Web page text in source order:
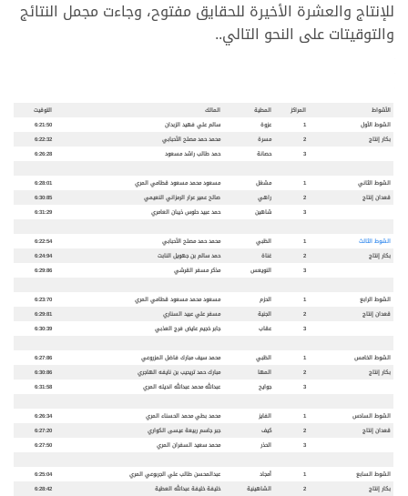
للإنتاج والعشرة الأخيرة للحقايق مفتوح، وجاءت مجمل النتائج
والتوقيتات على النحو التالي..
الأشواط المراكز المطية المالك
التوقيت
الشوط الأول
1 عزوة سالم علي فهيد الزبدان
6:21:50
بكار إنتاج
2 مسرة محمد حمد مصلح الأحبابي
6:22:32
3
حصانة حمد طالب راشد مسعود 6:26:28
الشوط الثاني 1 مشغل مسعود محمد مسعود قطامي المري
6:28:01
قعدان إنتاج
2 راهي صالح عمير عرار الرمزاني النعيمي
6:30:85
3
شاهين حمد عبيد حلوس ذيبان العامري 6:31:29
الشوط الثالث 1 الظبي محمد حمد مصلح الأحبابي
6:22:54
بكار إنتاج
2 غناة حمد سالم بن جهويل النابت
6:24:94
3
النويعس مذكر مسفر القرشي 6:29:86
الشوط الرابع 1 الحزم مسعود محمد مسعود قطامي المري
6:23:70
قعدان إنتاج
2 الجنية مسفر علي عبيد السناري
6:29:81
3
عقاب جابر خجيم عايض فرج العذبي 6:30:39
الشوط الخامس 1 الظبي محمد سيف مبارك فاضل المزروعي
6:27:86
بكار إنتاج
2 المها مبارك حمد تريحيب بن نايفه الهاجري
6:30:86
3
جوايح عبدالله محمد عبدالله انديله المري 6:31:58
الشوط السادس 1 الفايز محمد بطي محمد الحسناء المري
6:26:34
قعدان إنتاج
2 كيف جبر جاسم ربيعة عيسى الكواري
6:27:20
3
الحذر محمد سعيد السفران المري 6:27:50
الشوط السابع 1 أمجاد عبدالمحسن طالب علي الجربوعي المري
6:25:04
بكار إنتاج
2 الشاهينية خليفة خليفة عبدالله العطية
6:28:42